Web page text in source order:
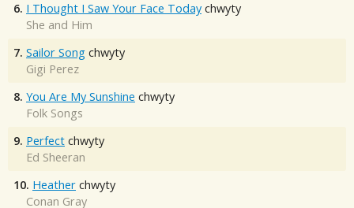
6. I Thought I Saw Your Face Today chwyty
She and Him
7. Sailor Song chwyty
Gigi Perez
8. You Are My Sunshine chwyty
Folk Songs
9. Perfect chwyty
Ed Sheeran
10. Heather chwyty
Conan Gray